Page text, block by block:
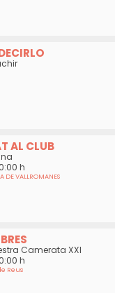
AL CLUB
h
DE VALLROMANES
Camerata XXI
h
Reus